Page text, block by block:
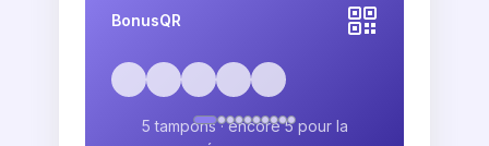
BonusQR
5 tampons · encore 5 pour la